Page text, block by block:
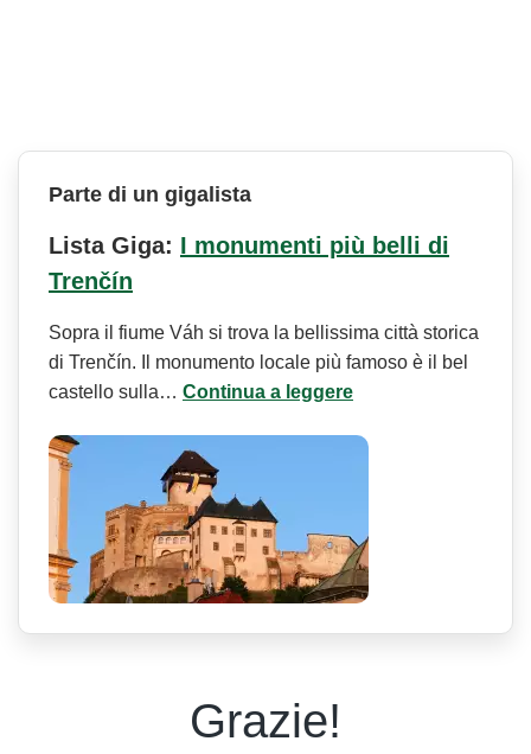
Parte di un gigalista
Lista Giga: I monumenti più belli di
Trenčín
Sopra il fiume Váh si trova la bellissima città storica
di Trenčín. Il monumento locale più famoso è il bel
castello sulla… Continua a leggere
Grazie!